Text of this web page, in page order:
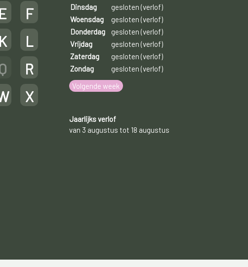
E
F
K
L
R
X
Dinsdag
gesloten (verlof)
Woensdag
gesloten (verlof)
Donderdag
gesloten (verlof)
Vrijdag
gesloten (verlof)
Zaterdag
gesloten (verlof)
Zondag
gesloten (verlof)
Volgende week
Jaarlijks verlof
van 3 augustus tot 18 augustus